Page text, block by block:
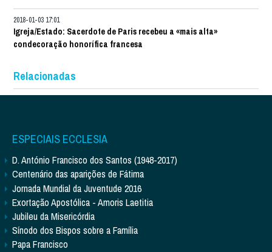
2018-01-03 17:01
Igreja/Estado: Sacerdote de Paris recebeu a «mais alta»
condecoração honorífica francesa
Relacionadas
ESPECIAIS ECCLESIA
D. António Francisco dos Santos (1948-2017)
Centenário das aparições de Fátima
Jornada Mundial da Juventude 2016
Exortação Apostólica - Amoris Laetitia
Jubileu da Misericórdia
Sínodo dos Bispos sobre a Família
Papa Francisco